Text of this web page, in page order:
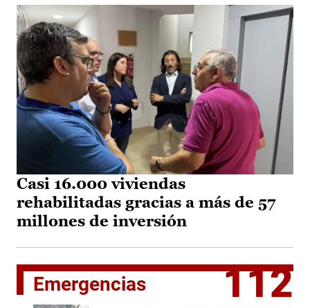
Casi 16.000 viviendas
rehabilitadas gracias a más de 57
millones de inversión
Emergencias 112